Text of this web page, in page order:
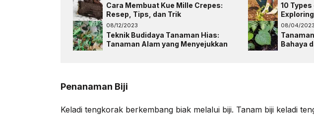
Cara Membuat Kue Mille Crepes:
Resep, Tips, dan Trik
10
08/12/2023
Teknik Budidaya Tanaman Hias:
Tanaman Alam yang Menyejukkan
08/04/2023
Bahaya
Penanaman Biji
Keladi tengkorak berkembang biak melalui biji. Tanam biji keladi